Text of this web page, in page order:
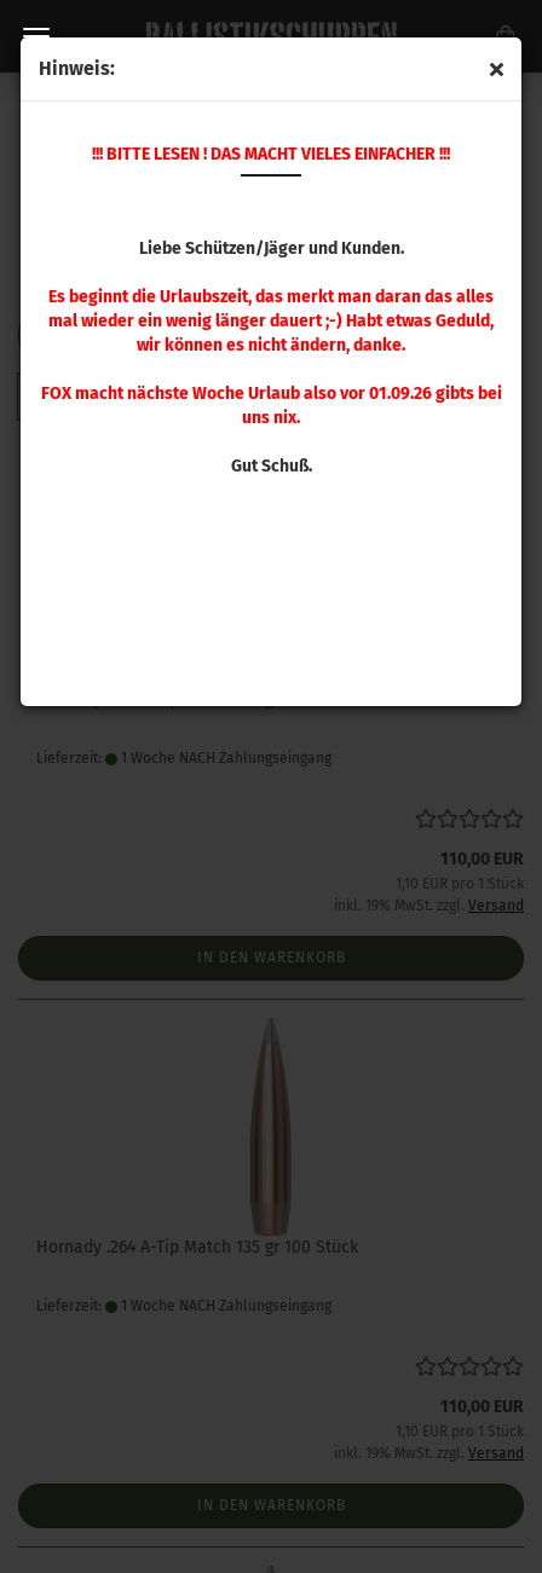
Hinweis:
!!! BITTE LESEN ! DAS MACHT VIELES EINFACHER !!!
Liebe Schützen/Jäger und Kunden.
Es beginnt die Urlaubszeit, das merkt man daran das alles
mal wieder ein wenig länger dauert ;-) Habt etwas Geduld,
wir können es nicht ändern, danke.
FOX macht nächste Woche Urlaub also vor 01.09.26 gibts bei
uns nix.
Gut Schuß.
FILTERSortieren nach
Sortieren nach 48 pro Seite
pro Seite
2 3 4 5 6 7 8 9 »
Lieferzeit: 1 Woche NACH Zahlungseingang
110,00 EUR
1,10 EUR pro 1 Stück
inkl. 19% MwSt. zzgl. Versand
IN DEN WARENKORB
Hornady .264 A-Tip Match 135 gr 100 Stück
Lieferzeit: 1 Woche NACH Zahlungseingang
110,00 EUR
1,10 EUR pro 1 Stück
inkl. 19% MwSt. zzgl. Versand
IN DEN WARENKORB